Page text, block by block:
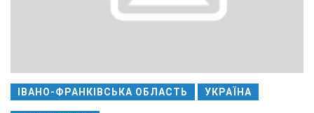
ІВАНО-ФРАНКІВСЬКА ОБЛАСТЬ УКРАЇНА